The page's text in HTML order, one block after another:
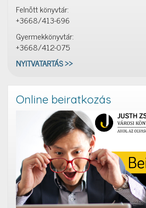
Felnőtt könyvtár:
+3668/413-696
Gyermekkönyvtár:
+3668/412-075
NYITVATARTÁS >>
Online beiratkozás